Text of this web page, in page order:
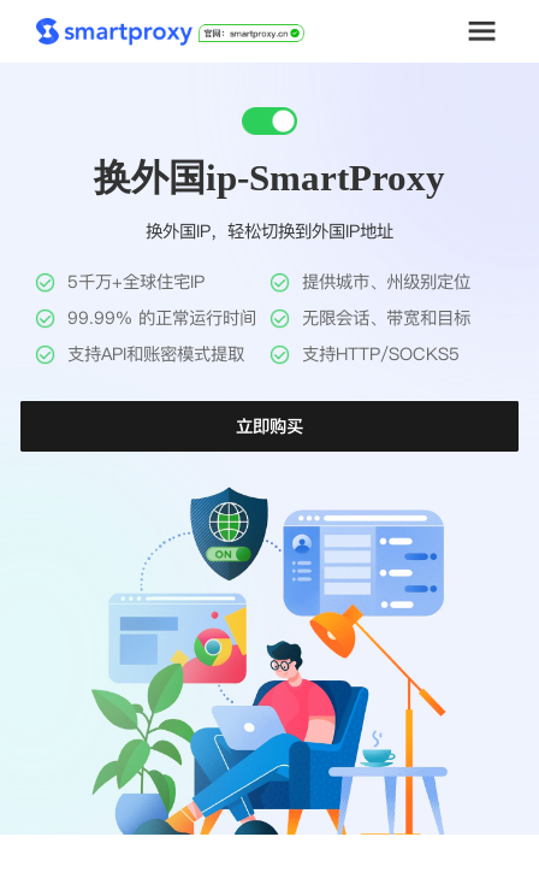
套餐购买
工具
帮助中心
换外国ip-SmartProxy
换外国IP，轻松切换到外国IP地址
5千万+全球住宅IP
提供城市、州级别定位
99.99% 的正常运行时间
无限会话、带宽和目标
支持API和账密模式提取
支持HTTP/SOCKS5
立即购买